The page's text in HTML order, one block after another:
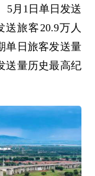
5月1日单日发送
旅客20.9万人
单日旅客发送量
送量历史最高纪